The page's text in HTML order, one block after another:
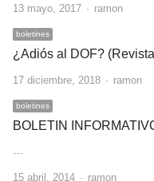
13 mayo, 2017 Author
ramon
boletines
¿Adiós al DOF?
17 diciembre, 2018 Author
ramon
boletines
BOLETIN
15 abril, 2014 Author
ramon